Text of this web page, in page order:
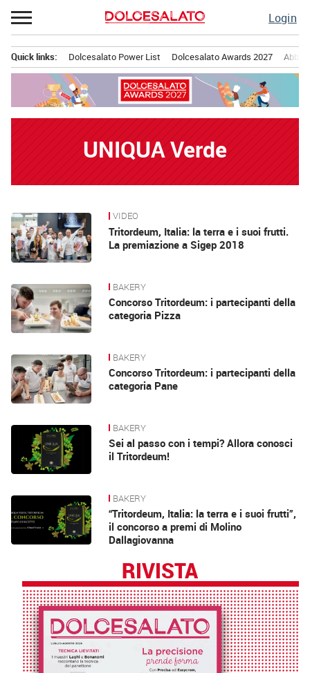
Passa
al
Login
principale
Quick links: Dolcesalato Power List Dolcesalato Awards 2027
UNIQUA Verde
News VIDEO
Tritordeum, Italia: la terra e i suoi frutti.
La premiazione a Sigep 2018
BAKERY
Concorso Tritordeum: i partecipanti della
categoria Pizza
BAKERY
Concorso Tritordeum: i partecipanti della
categoria Pane
BAKERY
Sei al passo con i tempi? Allora conosci
il Tritordeum!
BAKERY
“Tritordeum, Italia: la terra e i suoi frutti”,
il concorso a premi di Molino
Dallagiovanna
RIVISTA